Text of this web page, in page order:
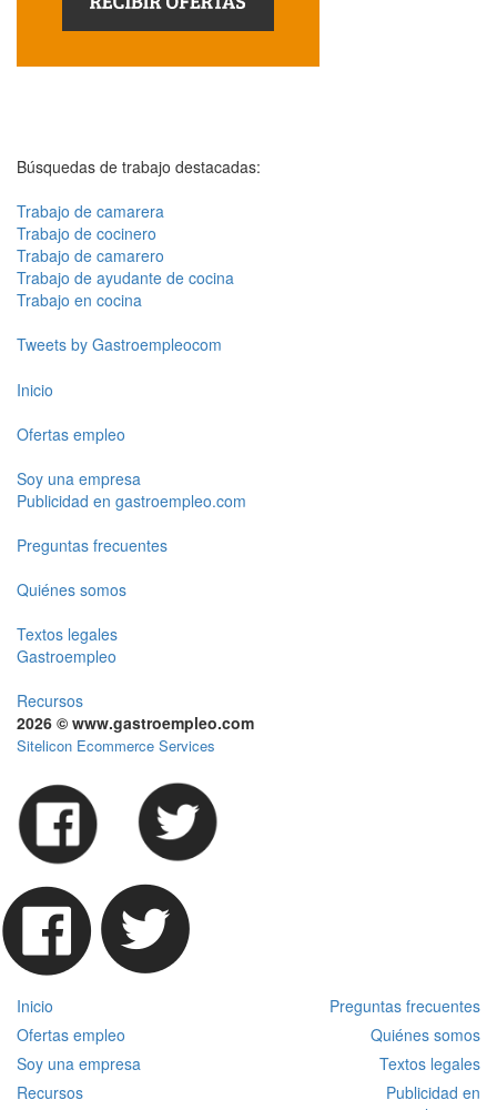
Búsquedas de trabajo destacadas:
Trabajo de camarera
Trabajo de cocinero
Trabajo de camarero
Trabajo de ayudante de cocina
Trabajo en cocina
Tweets by Gastroempleocom
Inicio
Ofertas empleo
Soy una empresa
Publicidad en gastroempleo.com
Preguntas frecuentes
Quiénes somos
Textos legales
Gastroempleo
Recursos
2026 © www.gastroempleo.com
Sitelicon Ecommerce Services
Inicio
Preguntas frecuentes
Ofertas empleo
Quiénes somos
Soy una empresa
Textos legales
Recursos
Publicidad en